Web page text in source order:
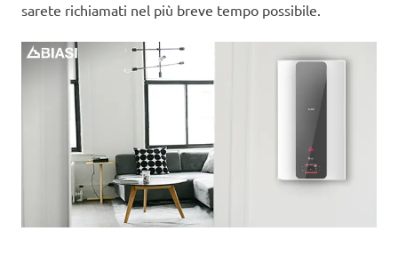
sarete richiamati nel più breve tempo possibile.